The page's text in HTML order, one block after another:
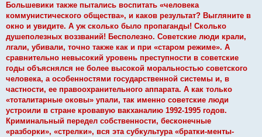
Большевики также пытались воспитать «человека
коммунистического общества», и каков результат? Выгляните в
окно и увидите. А уж сколько было пропаганды! Сколько
душеполезных воззваний! Бесполезно. Советские люди крали,
лгали, убивали, точно также как и при «старом режиме». А
сравнительно невысокий уровень преступности в советские
годы объяснялся не более высокой моральностью советского
человека, а особенностями государственной системы и, в
частности, ее правоохранительного аппарата. А как только
«тоталитарные оковы» упали, так именно советские люди
устроили в стране кровавую вакханалию 1992-1995 годов.
Криминальный передел собственности, бесконечные
«разборки», «стрелки», вся эта субкультура «братки-менты-